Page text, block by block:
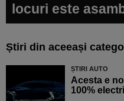
locuri este
Știri din aceeași
ȘTIRI AUTO
Acesta e
100%